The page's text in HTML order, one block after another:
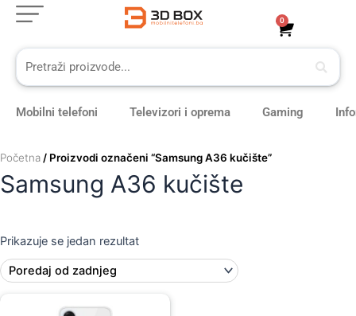
Skip
content
0
Cart
Mobilni telefoni Televizori i oprema Gaming
Početna / Proizvodi označeni “Samsung A36 kučište”
Samsung A36 kučište
Prikazuje se jedan rezultat